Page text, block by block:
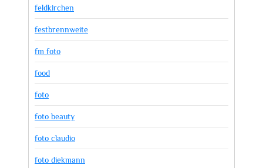
feldkirchen
festbrennweite
fm foto
food
foto
foto beauty
foto claudio
foto diekmann